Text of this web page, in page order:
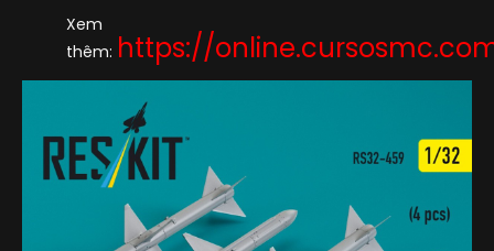
Xem
thêm: https://